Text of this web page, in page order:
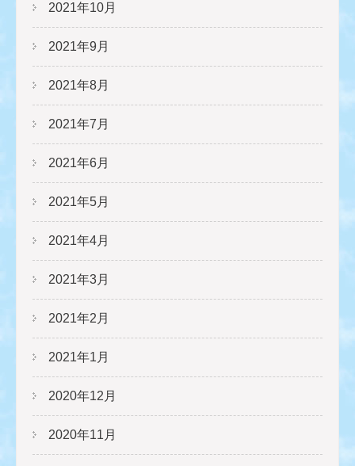
2021年10月
2021年9月
2021年8月
2021年7月
2021年6月
2021年5月
2021年4月
2021年3月
2021年2月
2021年1月
2020年12月
2020年11月